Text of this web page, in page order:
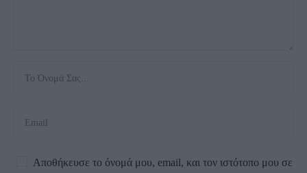
Αποθήκευσε το όνομά μου, email, και τον ιστότοπο μου σε